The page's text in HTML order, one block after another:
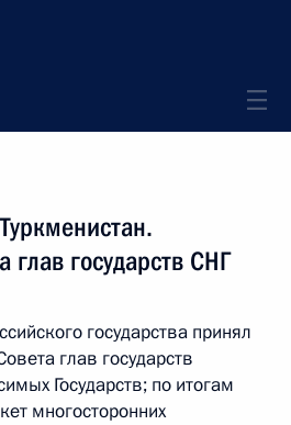
глав государств СНГ
государства принял
глав государств
Государств; по итогам
многосторонних